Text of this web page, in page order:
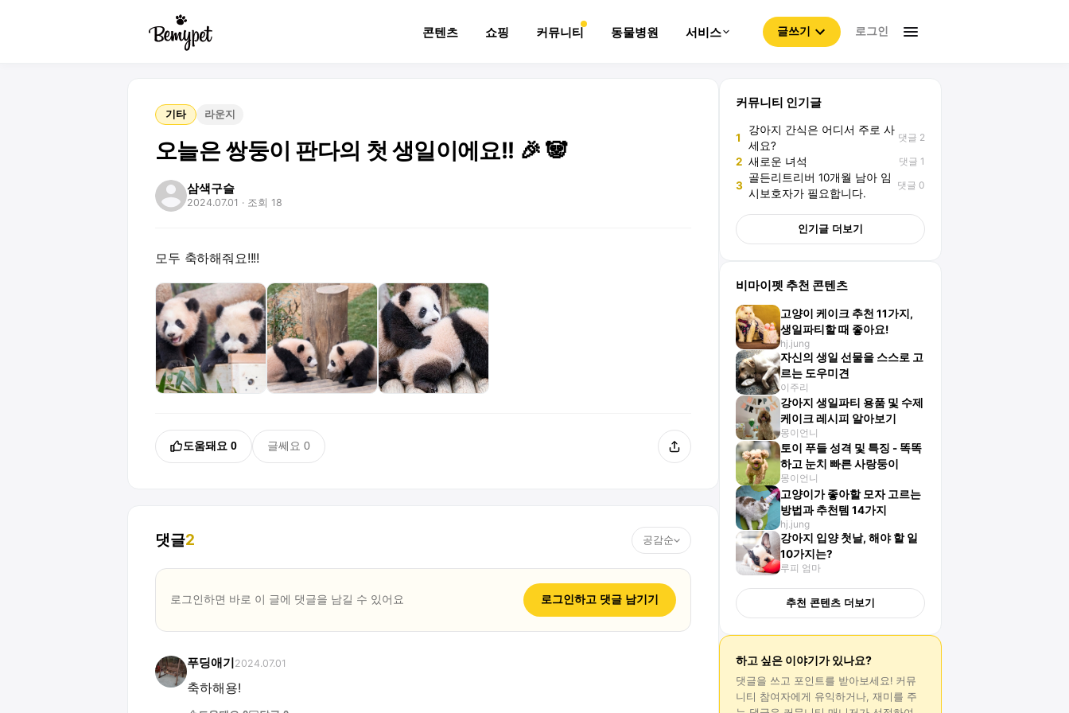
콘텐츠 쇼핑 커뮤니티 동물병원 서비스 글쓰기 로그인
기타 라운지
오늘은 쌍둥이 판다의 첫 생일이에요!! 🎉 🐼
삼색구슬
2024.07.01 · 조회 18
모두 축하해줘요!!!!
도움돼요 0 글쎄요 0
댓글2 공감순
로그인하면 바로 이 글에 댓글을 남길 수 있어요 로그인하고 댓글 남기기
푸딩애기 2024.07.01
축하해용!
커뮤니티 인기글
1
강아지 간식은 어디서 주로 사
세요?
댓글 2
2 새로운 녀석 댓글 1
3
골든리트리버 10개월 남아 임
시보호자가 필요합니다.
댓글 0
인기글 더보기
비마이펫 추천 콘텐츠
고양이 케이크 추천 11가지,
생일파티할 때 좋아요!
hj.jung
자신의 생일 선물을 스스로 고
르는 도우미견
이주리
강아지 생일파티 용품 및 수제
케이크 레시피 알아보기
몽이언니
토이 푸들 성격 및 특징 - 똑똑
하고 눈치 빠른 사랑둥이
몽이언니
고양이가 좋아할 모자 고르는
방법과 추천템 14가지
hj.jung
강아지 입양 첫날, 해야 할 일
10가지는?
루피 엄마
추천 콘텐츠 더보기
하고 싶은 이야기가 있나요?
댓글을 쓰고 포인트를 받아보세요! 커뮤
니티 참여자에게 유익하거나, 재미를 주